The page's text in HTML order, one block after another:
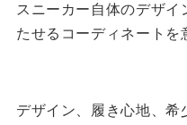
スニーカー自体のデザ
たせるコーディネートを
デザイン、履き心地、希